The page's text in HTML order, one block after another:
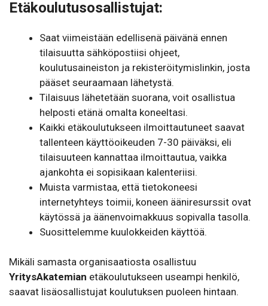
Etäkoulutusosallistujat:
Saat viimeistään edellisenä päivänä ennen
tilaisuutta sähköpostiisi ohjeet,
koulutusaineiston ja rekisteröitymislinkin, josta
pääset seuraamaan lähetystä.
Tilaisuus lähetetään suorana, voit osallistua
helposti etänä omalta koneeltasi.
Kaikki etäkoulutukseen ilmoittautuneet saavat
tallenteen käyttöoikeuden 7-30 päiväksi, eli
tilaisuuteen kannattaa ilmoittautua, vaikka
ajankohta ei sopisikaan kalenteriisi.
Muista varmistaa, että tietokoneesi
internetyhteys toimii, koneen ääniresurssit ovat
käytössä ja äänenvoimakkuus sopivalla tasolla.
Suosittelemme kuulokkeiden käyttöä.
Mikäli samasta organisaatiosta osallistuu
YritysAkatemian etäkoulutukseen useampi henkilö,
saavat lisäosallistujat koulutuksen puoleen hintaan.